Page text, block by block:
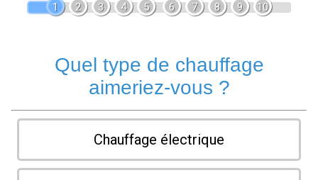
1 2 3 4 5 6 7 8 9 10
Quel type de chauffage
aimeriez-vous ?
Chauffage électrique